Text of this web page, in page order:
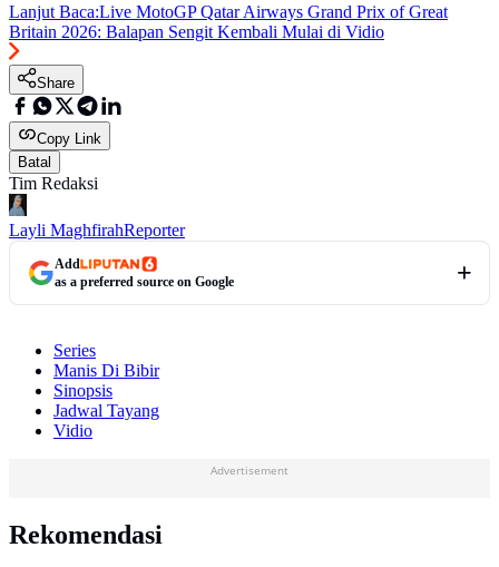
Lanjut Baca:Live MotoGP Qatar Airways Grand Prix of Great
Britain 2026: Balapan Sengit Kembali Mulai di Vidio
Share
Copy Link
Batal
Tim Redaksi
Layli MaghfirahReporter
Add
as a preferred source on Google
Series
Manis Di Bibir
Sinopsis
Jadwal Tayang
Vidio
Advertisement
Rekomendasi